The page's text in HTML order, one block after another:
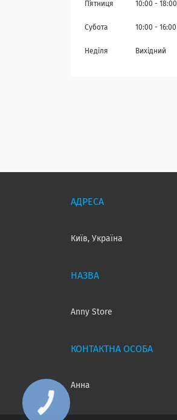
Пʼятниця 10:00 18:00
Субота 10:00 16:00
Неділя Вихідний
Київ, Україна
Anny Store
Анна
КНОПКА
ЗВ'ЯЗКУ